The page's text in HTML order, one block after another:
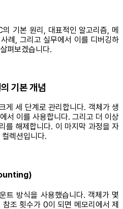
기본 원리, 대표적인 알고리즘, 메
례, 그리고 실무에서 이를 디버깅하
펴보겠습니다.
기본 개념
게 세 단계로 관리합니다. 객체가 생
서 이를 사용합니다. 그리고 더 이상
를 해제합니다. 이 마지막 과정을 자
렉션입니다.
트 방식을 사용했습니다. 객체가 몇
조 횟수가 0이 되면 메모리에서 제